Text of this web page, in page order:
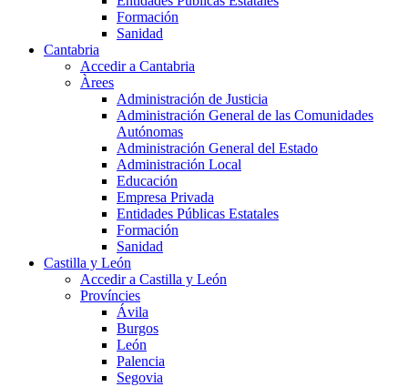
Formación
Sanidad
Cantabria
Accedir a Cantabria
Àrees
Administración de Justicia
Administración General de las Comunidades
Autónomas
Administración General del Estado
Administración Local
Educación
Empresa Privada
Entidades Públicas Estatales
Formación
Sanidad
Castilla y León
Accedir a Castilla y León
Províncies
Ávila
Burgos
León
Palencia
Segovia